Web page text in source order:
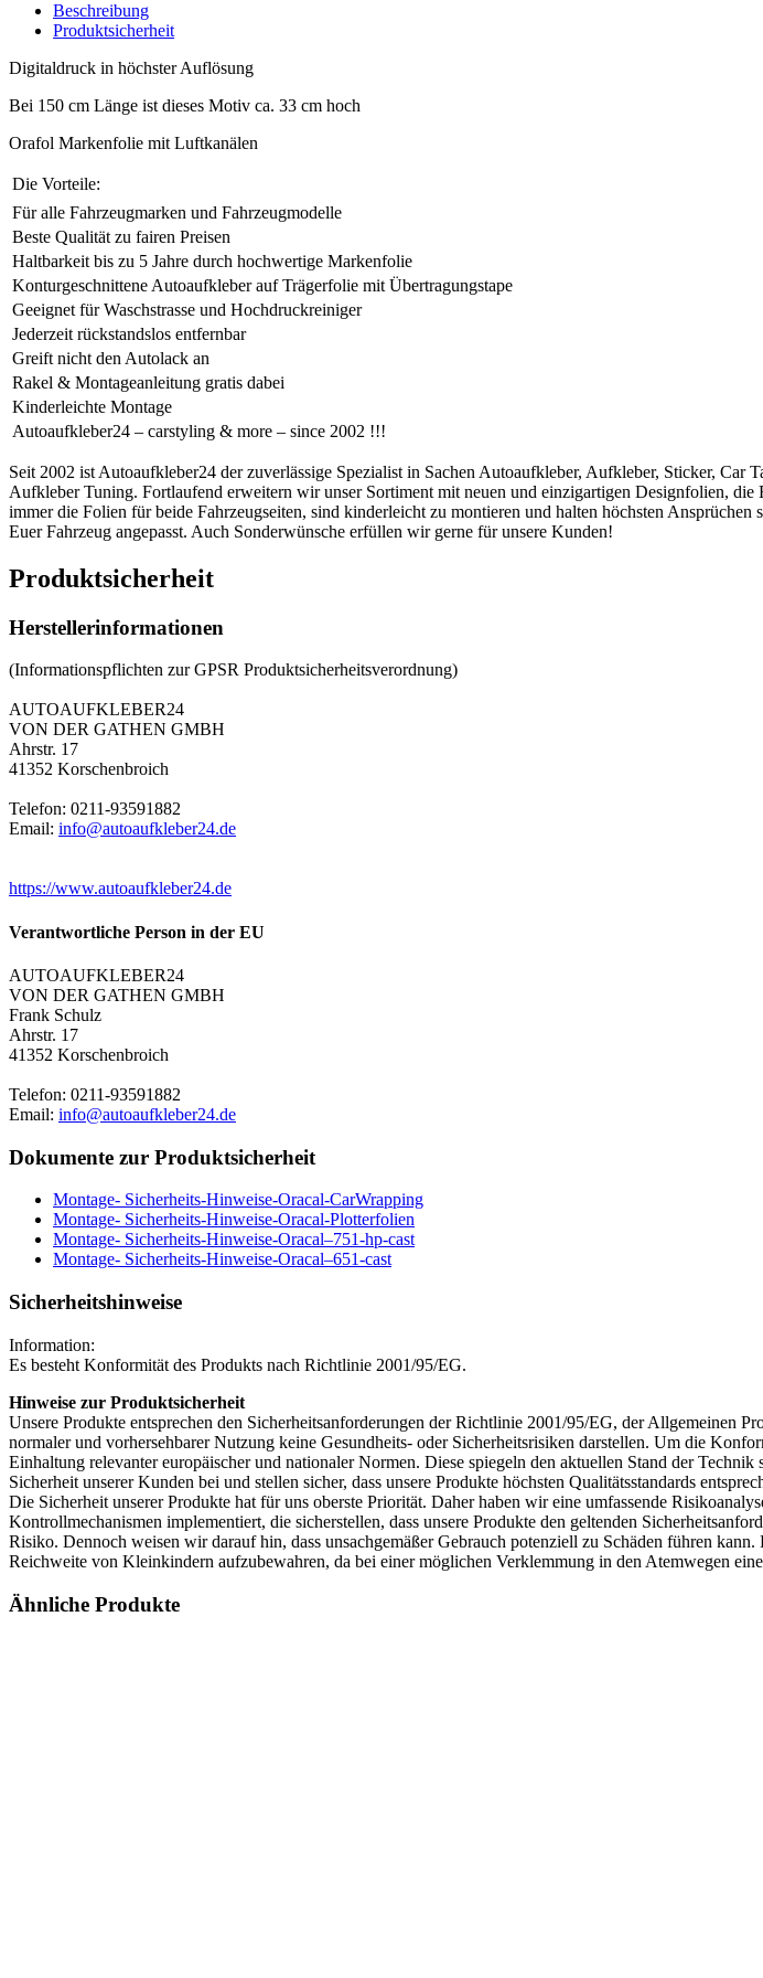
Beschreibung
Produktsicherheit
Digitaldruck in höchster Auflösung
Bei 150 cm Länge ist dieses Motiv ca. 33 cm hoch
Orafol Markenfolie mit Luftkanälen
Die Vorteile:
Für alle Fahrzeugmarken und Fahrzeugmodelle
Beste Qualität zu fairen Preisen
Haltbarkeit bis zu 5 Jahre durch hochwertige Markenfolie
Konturgeschnittene Autoaufkleber auf Trägerfolie mit Übertragungstape
Geeignet für Waschstrasse und Hochdruckreiniger
Jederzeit rückstandslos entfernbar
Greift nicht den Autolack an
Rakel & Montageanleitung gratis dabei
Kinderleichte Montage
Autoaufkleber24 – carstyling & more – since 2002 !!!
Seit 2002 ist Autoaufkleber24 der zuverlässige Spezialist in Sachen Autoaufkleber, Aufkleber, Sticker,
Aufkleber Tuning. Fortlaufend erweitern wir unser Sortiment mit neuen und einzigartigen Designfolien,
immer die Folien für beide Fahrzeugseiten, sind kinderleicht zu montieren und halten höchsten
Euer Fahrzeug angepasst. Auch Sonderwünsche erfüllen wir gerne für unsere Kunden!
Produktsicherheit
Herstellerinformationen
(Informationspflichten zur GPSR Produktsicherheitsverordnung)
AUTOAUFKLEBER24
VON DER GATHEN GMBH
Ahrstr. 17
41352 Korschenbroich
Telefon: 0211-93591882
Email: info@autoaufkleber24.de
https://www.autoaufkleber24.de
Verantwortliche Person in der EU
AUTOAUFKLEBER24
VON DER GATHEN GMBH
Frank Schulz
Ahrstr. 17
41352 Korschenbroich
Telefon: 0211-93591882
Email: info@autoaufkleber24.de
Dokumente zur Produktsicherheit
Montage- Sicherheits-Hinweise-Oracal-CarWrapping
Montage- Sicherheits-Hinweise-Oracal-Plotterfolien
Montage- Sicherheits-Hinweise-Oracal–751-hp-cast
Montage- Sicherheits-Hinweise-Oracal–651-cast
Sicherheitshinweise
Information:
Es besteht Konformität des Produkts nach Richtlinie 2001/95/EG.
Hinweise zur Produktsicherheit
Unsere Produkte entsprechen den Sicherheitsanforderungen der Richtlinie 2001/95/EG, der Allgemeinen
normaler und vorhersehbarer Nutzung keine Gesundheits- oder Sicherheitsrisiken darstellen. Um die
Einhaltung relevanter europäischer und nationaler Normen. Diese spiegeln den aktuellen Stand der
Sicherheit unserer Kunden bei und stellen sicher, dass unsere Produkte höchsten Qualitätsstandards
Die Sicherheit unserer Produkte hat für uns oberste Priorität. Daher haben wir eine umfassende
Kontrollmechanismen implementiert, die sicherstellen, dass unsere Produkte den geltenden
Risiko. Dennoch weisen wir darauf hin, dass unsachgemäßer Gebrauch potenziell zu Schäden führen
Reichweite von Kleinkindern aufzubewahren, da bei einer möglichen Verklemmung in den Atemwegen
Ähnliche Produkte